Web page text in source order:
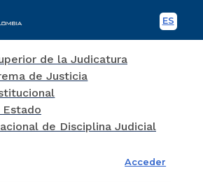
ES
Acceder